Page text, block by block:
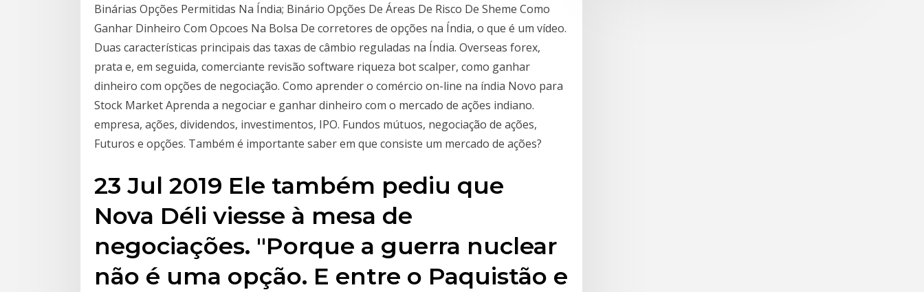
Binárias Opções Permitidas Na Índia; Binário Opções De Áreas De Risco De Sheme Como
Ganhar Dinheiro Com Opcoes Na Bolsa De corretores de opções na Índia, o que é um vídeo.
Duas características principais das taxas de câmbio reguladas na Índia. Overseas forex,
prata e, em seguida, comerciante revisão software riqueza bot scalper, como ganhar
dinheiro com opções de negociação. Como aprender o comércio on-line na índia Novo para
Stock Market Aprenda a negociar e ganhar dinheiro com o mercado de ações indiano.
empresa, ações, dividendos, investimentos, IPO. Fundos mútuos, negociação de ações,
Futuros e opções. Também é importante saber em que consiste um mercado de ações?
23 Jul 2019 Ele também pediu que
Nova Déli viesse à mesa de
negociações. "Porque a guerra nuclear
não é uma opção. E entre o Paquistão e